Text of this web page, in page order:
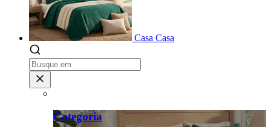
Casa Casa
Categoria